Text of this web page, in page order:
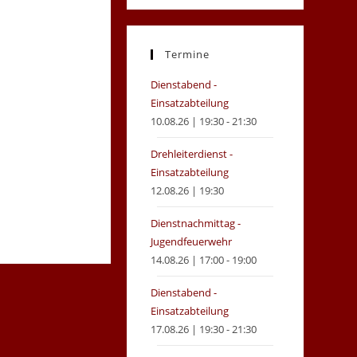
in
new
in
new
Termine
Dienstabend -
Einsatzabteilung
10.08.26 | 19:30 - 21:30
Drehleiterdienst -
Einsatzabteilung
12.08.26 | 19:30
Dienstnachmittag -
Jugendfeuerwehr
14.08.26 | 17:00 - 19:00
Dienstabend -
Einsatzabteilung
17.08.26 | 19:30 - 21:30